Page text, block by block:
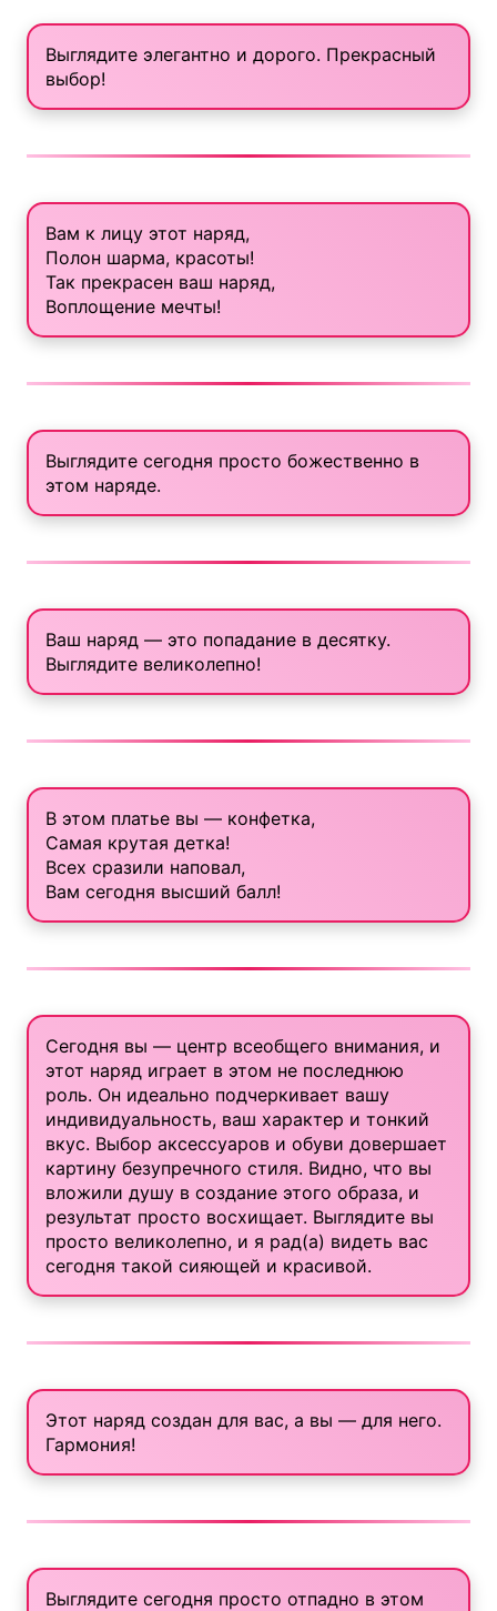
Выглядите элегантно и дорого. Прекрасный
выбор!
Вам к лицу этот наряд,
Полон шарма, красоты!
Так прекрасен ваш наряд,
Воплощение мечты!
Выглядите сегодня просто божественно в
этом наряде.
Ваш наряд — это попадание в десятку.
Выглядите великолепно!
В этом платье вы — конфетка,
Самая крутая детка!
Всех сразили наповал,
Вам сегодня высший балл!
Сегодня вы — центр всеобщего внимания, и
этот наряд играет в этом не последнюю
роль. Он идеально подчеркивает вашу
индивидуальность, ваш характер и тонкий
вкус. Выбор аксессуаров и обуви довершает
картину безупречного стиля. Видно, что вы
вложили душу в создание этого образа, и
результат просто восхищает. Выглядите вы
просто великолепно, и я рад(а) видеть вас
сегодня такой сияющей и красивой.
Этот наряд создан для вас, а вы — для него.
Гармония!
Выглядите сегодня просто отпадно в этом